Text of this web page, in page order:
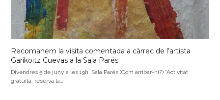
Recomanem la visita comentada a càrrec de l’artista
Garikoitz Cuevas a la Sala Parés
Divendres 5 de juny a les 19h Sala Parés (Com arribar-hi?) *Activitat
gratuïta, reserva la…